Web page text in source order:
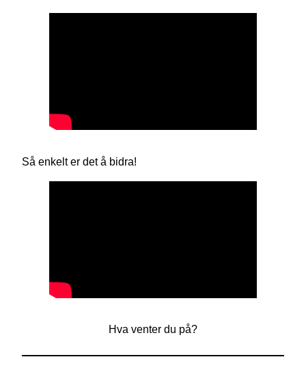
Så enkelt er det å bidra!
Hva venter du på?